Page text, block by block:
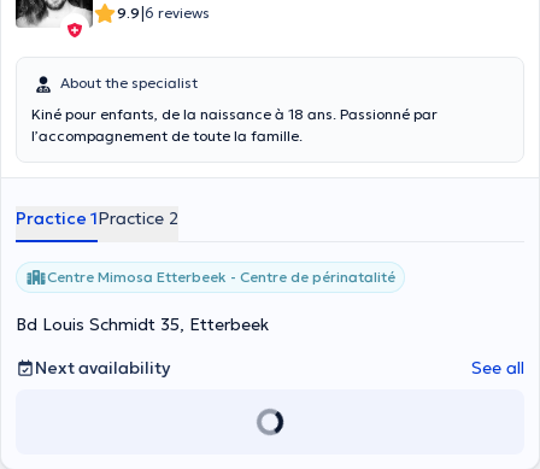
9.9|6 reviews
About the specialist
Kiné pour enfants, de la naissance à 18 ans. Passionné par
l’accompagnement de toute la famille.
Practice 1Practice 2
Centre Mimosa Etterbeek - Centre de périnatalité
Bd Louis Schmidt 35, Etterbeek
Next availability
See all